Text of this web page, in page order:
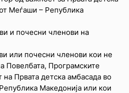
Меѓаши – Република
и почесни членови на
или почесни членови кои не
Повелбата, Програмските
на Првата детска амбасада во
Македонија или кои